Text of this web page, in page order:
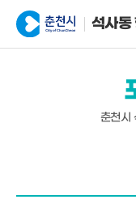
석사동
춘천시